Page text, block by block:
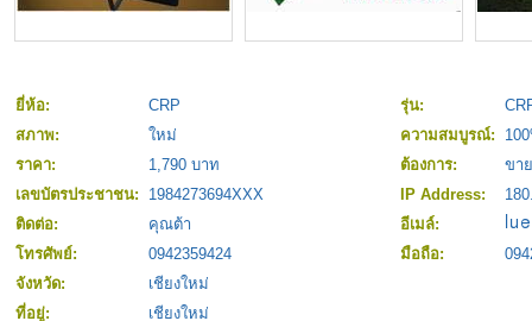
ยี่ห้อ: CRP รุ่น:
สภาพ:
ใหม่ ความสมบูรณ์:
ราคา:
1,790 บาท ต้องการ:
ขาย
เลขบัตรประชาชน:
1984273694XXX IP Address:
ติดต่อ:
คุณต้า
อีเมล์:
โทรศัพย์:
0942359424 มือถือ:
จังหวัด:
เชียงใหม่
ที่อยู่:
เชียงใหม่